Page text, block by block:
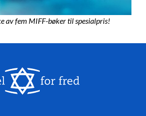
av fem MIFF-bøker til spesialpris!